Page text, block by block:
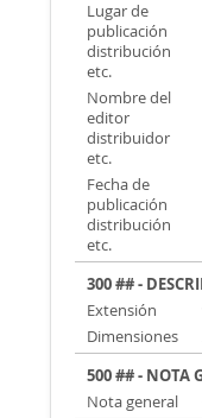
Lugar de
publicación
distribución
etc.
Nombre del
editor
distribuidor
etc.
Fecha de
publicación
distribución
etc.
300 ## -
Extensión
Dimensiones
500 ## - NOTA
Nota general